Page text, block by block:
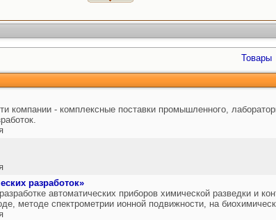
Товары
компании - комплексные поставки промышленного,
разработок»
автоматических приборов химической разведки и
методе спектрометрии ионной подвижности, на